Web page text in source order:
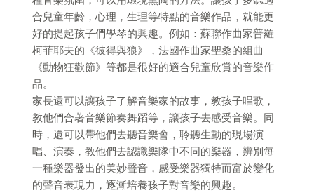
合兒童年齡，心理，生理等特點的音樂作品，就能更
好的提起孩子們學琴的興趣。例如：蘇聯作曲家普羅
柯菲耶夫的《彼得與狼》，法國作曲家聖桑的組曲
《動物狂歡節》等都是很好的適合兒童欣賞的音樂作
品。
家長還可以讓孩子了解音樂家的故事，教孩子唱歌，
教他們合著音樂節奏舞蹈等，讓孩子去感受音樂。同
時，還可以帶他們去聽音樂會，聆聽生動的現場演
唱、演奏，教他們去認識樂隊中不同的樂器，辨別每
一種樂器發出的美妙聲音，感受樂器獨特而富於變化
的聲音表現力，逐漸培養孩子對音樂的興趣。